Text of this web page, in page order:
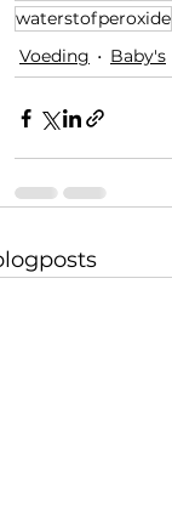
waterstofperoxide
Voeding
Baby's